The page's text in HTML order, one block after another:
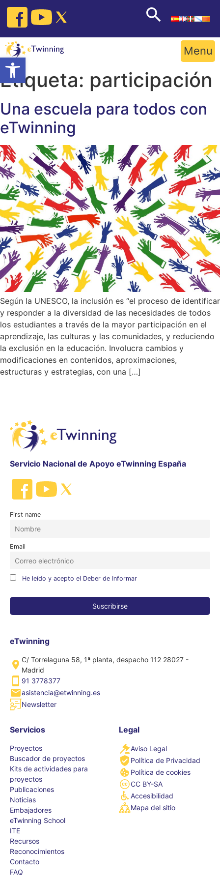
Open toolbar
Skip
content
Menu
Etiqueta: participación
Una escuela para todos con
eTwinning
Según la UNESCO, la inclusión es “el proceso de identificar
y responder a la diversidad de las necesidades de todos
los estudiantes a través de la mayor participación en el
aprendizaje, las culturas y las comunidades, y reduciendo
la exclusión en la educación. Involucra cambios y
modificaciones en contenidos, aproximaciones,
estructuras y estrategias, con una […]
Servicio Nacional de Apoyo eTwinning España
First name
Email
He leído y acepto el Deber de Informar
eTwinning
C/ Torrelaguna 58, 1ª planta, despacho 112 28027 -
Madrid
91 3778377
asistencia@etwinning.es
Newsletter
Servicios
Proyectos
Buscador de proyectos
Kits de actividades para
proyectos
Publicaciones
Noticias
Embajadores
eTwinning School
ITE
Recursos
Reconocimientos
Contacto
FAQ
Legal
Aviso Legal
Política de Privacidad
Política de cookies
CC BY-SA
Accesibilidad
Mapa del sitio